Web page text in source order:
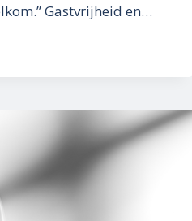
Gastvrijheid en…